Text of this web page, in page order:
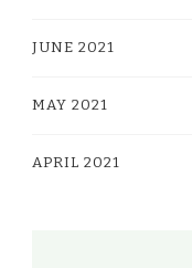
JUNE 2021
MAY 2021
APRIL 2021